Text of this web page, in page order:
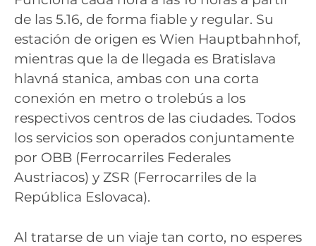
de las 5.16, de forma fiable y regular. Su
estación de origen es Wien Hauptbahnhof,
mientras que la de llegada es Bratislava
hlavná stanica, ambas con una corta
conexión en metro o trolebús a los
respectivos centros de las ciudades. Todos
los servicios son operados conjuntamente
por OBB (Ferrocarriles Federales
Austriacos) y ZSR (Ferrocarriles de la
República Eslovaca).
Al tratarse de un viaje tan corto, no esperes